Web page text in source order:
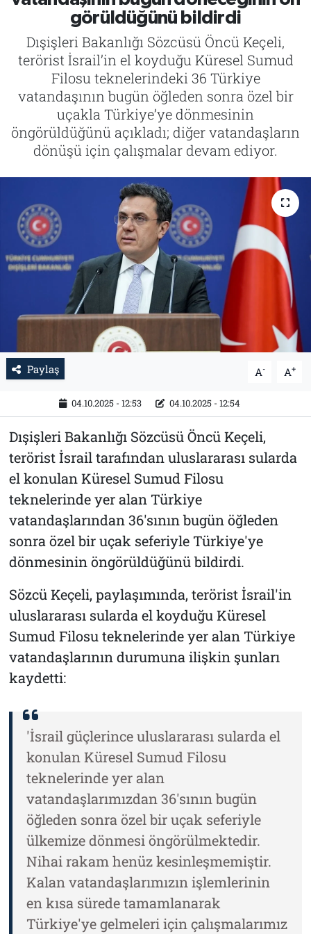
görüldüğünü bildirdi
Dışişleri Bakanlığı Sözcüsü Öncü Keçeli,
terörist İsrail’in el koyduğu Küresel Sumud
Filosu teknelerindeki 36 Türkiye
vatandaşının bugün öğleden sonra özel bir
uçakla Türkiye’ye dönmesinin
öngörüldüğünü açıkladı; diğer vatandaşların
dönüşü için çalışmalar devam ediyor.
Paylaş A- A+
04.10.2025 - 12:53 04.10.2025 - 12:54
Dışişleri Bakanlığı Sözcüsü Öncü Keçeli,
terörist İsrail tarafından uluslararası sularda
el konulan Küresel Sumud Filosu
teknelerinde yer alan Türkiye
vatandaşlarından 36'sının bugün öğleden
sonra özel bir uçak seferiyle Türkiye'ye
dönmesinin öngörüldüğünü bildirdi.
Sözcü Keçeli, paylaşımında, terörist İsrail'in
uluslararası sularda el koyduğu Küresel
Sumud Filosu teknelerinde yer alan Türkiye
vatandaşlarının durumuna ilişkin şunları
kaydetti:
'İsrail güçlerince uluslararası sularda el
konulan Küresel Sumud Filosu
teknelerinde yer alan
vatandaşlarımızdan 36'sının bugün
öğleden sonra özel bir uçak seferiyle
ülkemize dönmesi öngörülmektedir.
Nihai rakam henüz kesinleşmemiştir.
Kalan vatandaşlarımızın işlemlerinin
en kısa sürede tamamlanarak
Türkiye'ye gelmeleri için çalışmalarımız
İletişim
Künye